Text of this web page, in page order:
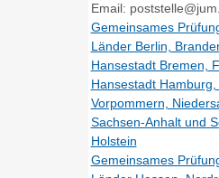
Email:
Gemeinsames
Länder Berlin,
Hansestadt Bremen,
Hansestadt
Vorpommern,
Sachsen-Anhalt und
Holstein
Gemeinsames